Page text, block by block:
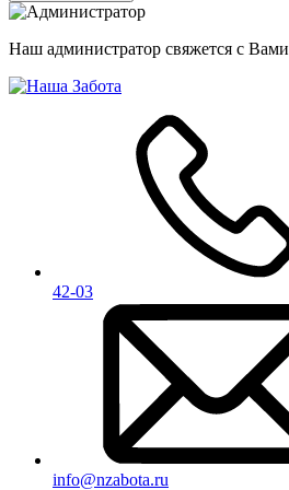
Наш администратор свяжется с Вами
42-03
info@nzabota.ru